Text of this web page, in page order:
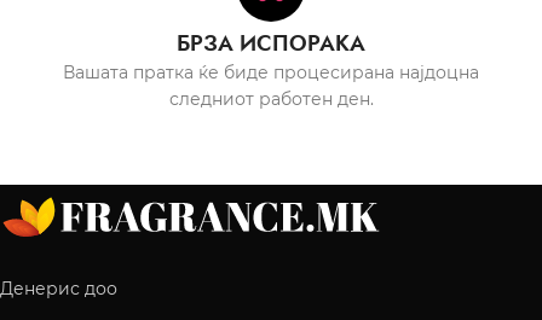
БРЗА ИСПОРАКА
Вашата пратка ќе биде процесирана најдоцна
следниот работен ден.
Денерис доо